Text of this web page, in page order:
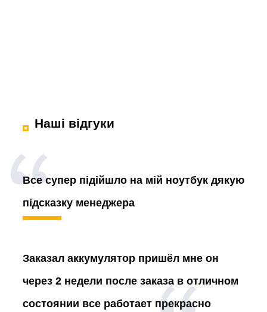
Наші відгуки
Все супер підійшло на мій ноутбук дякую
підсказку менеджера
Заказал аккумулятор пришёл мне он
через 2 недели после заказа в отличном
состоянии все работает прекрасно